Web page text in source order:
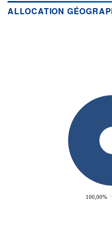
NOTATION MORNINGSTAR ⁽¹⁾
ALLOCATION
100,00%